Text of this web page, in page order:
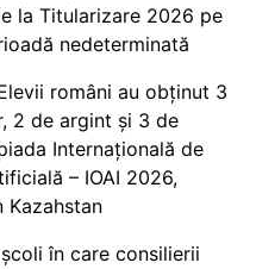
la Titularizare 2026 pe
nedeterminată
români au obținut 3
2 de argint și 3 de
Internațională de
– IOAI 2026,
Kazahstan
în care consilierii